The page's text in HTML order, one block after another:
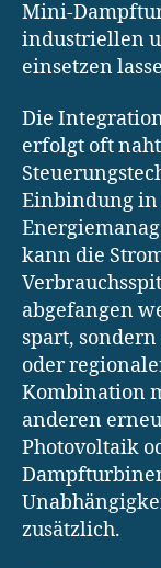
Mini-
industriellen
einsetzen
Die
erfolgt oft
Einbindung in
kann die
abgefangen
spart,
oder
Kombination
anderen
Photovoltaik
zusätzlich.